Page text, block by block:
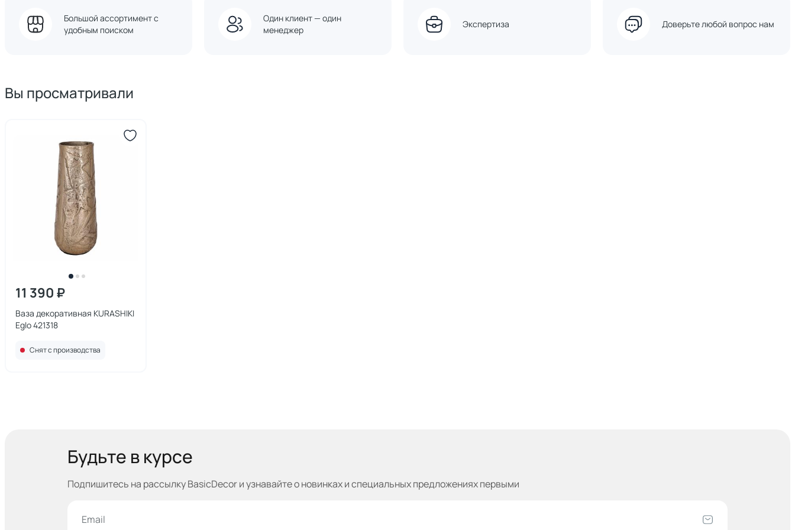
Большой ассортимент с
удобным поиском
Один клиент — один
менеджер
Экспертиза Доверьте любой вопрос нам
Вы просматривали
11 390 ₽
Ваза декоративная KURASHIKI
Eglo 421318
Снят с производства
Будьте в курсе
Подпишитесь на рассылку BasicDecor и узнавайтео новинках и специальных предложениях первыми